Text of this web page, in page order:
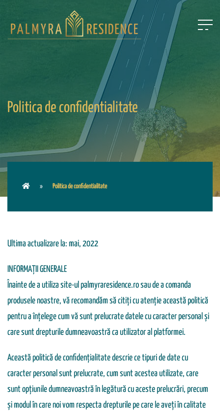
Politica de confidentialitate
Politica de confidentialitate
Ultima actualizare la: mai, 2022
INFORMAȚII GENERALE
Înainte de a utiliza site-ul palmyraresidence.ro sau de a comanda
produsele noastre, vă recomandăm să citiți cu atenție această politică
pentru a înțelege cum vă sunt prelucrate datele cu caracter personal și
care sunt drepturile dumneavoastră ca utilizator al platformei.
Această politică de confidențialitate descrie ce tipuri de date cu
caracter personal sunt prelucrate, cum sunt acestea utilizate, care
sunt opțiunile dumneavoastră în legătură cu aceste prelucrări, precum
și modul în care noi vom respecta drepturile pe care le aveți în calitate